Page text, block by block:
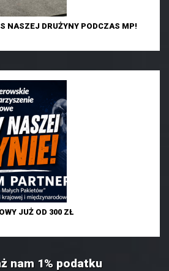
NASZEJ DRUŻYNY PODCZAS MP!
JUŻ OD 300 ZŁ
nam 1% podatku